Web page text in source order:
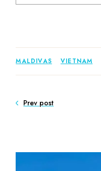
MALDIVAS VIETNAM
Prev post